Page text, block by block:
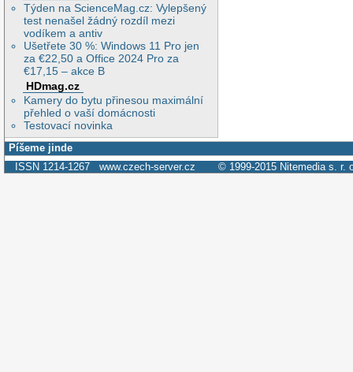
Týden na ScienceMag.cz: Vylepšený
test nenašel žádný rozdíl mezi
vodíkem a antiv
Ušetřete 30 %: Windows 11 Pro jen
za €22,50 a Office 2024 Pro za
€17,15 – akce B
HDmag.cz
Kamery do bytu přinesou maximální
přehled o vaší domácnosti
Testovací novinka
Píšeme jinde
ISSN 1214-1267 www.czech-server.cz © 1999-2015 Nitemedia s. r.